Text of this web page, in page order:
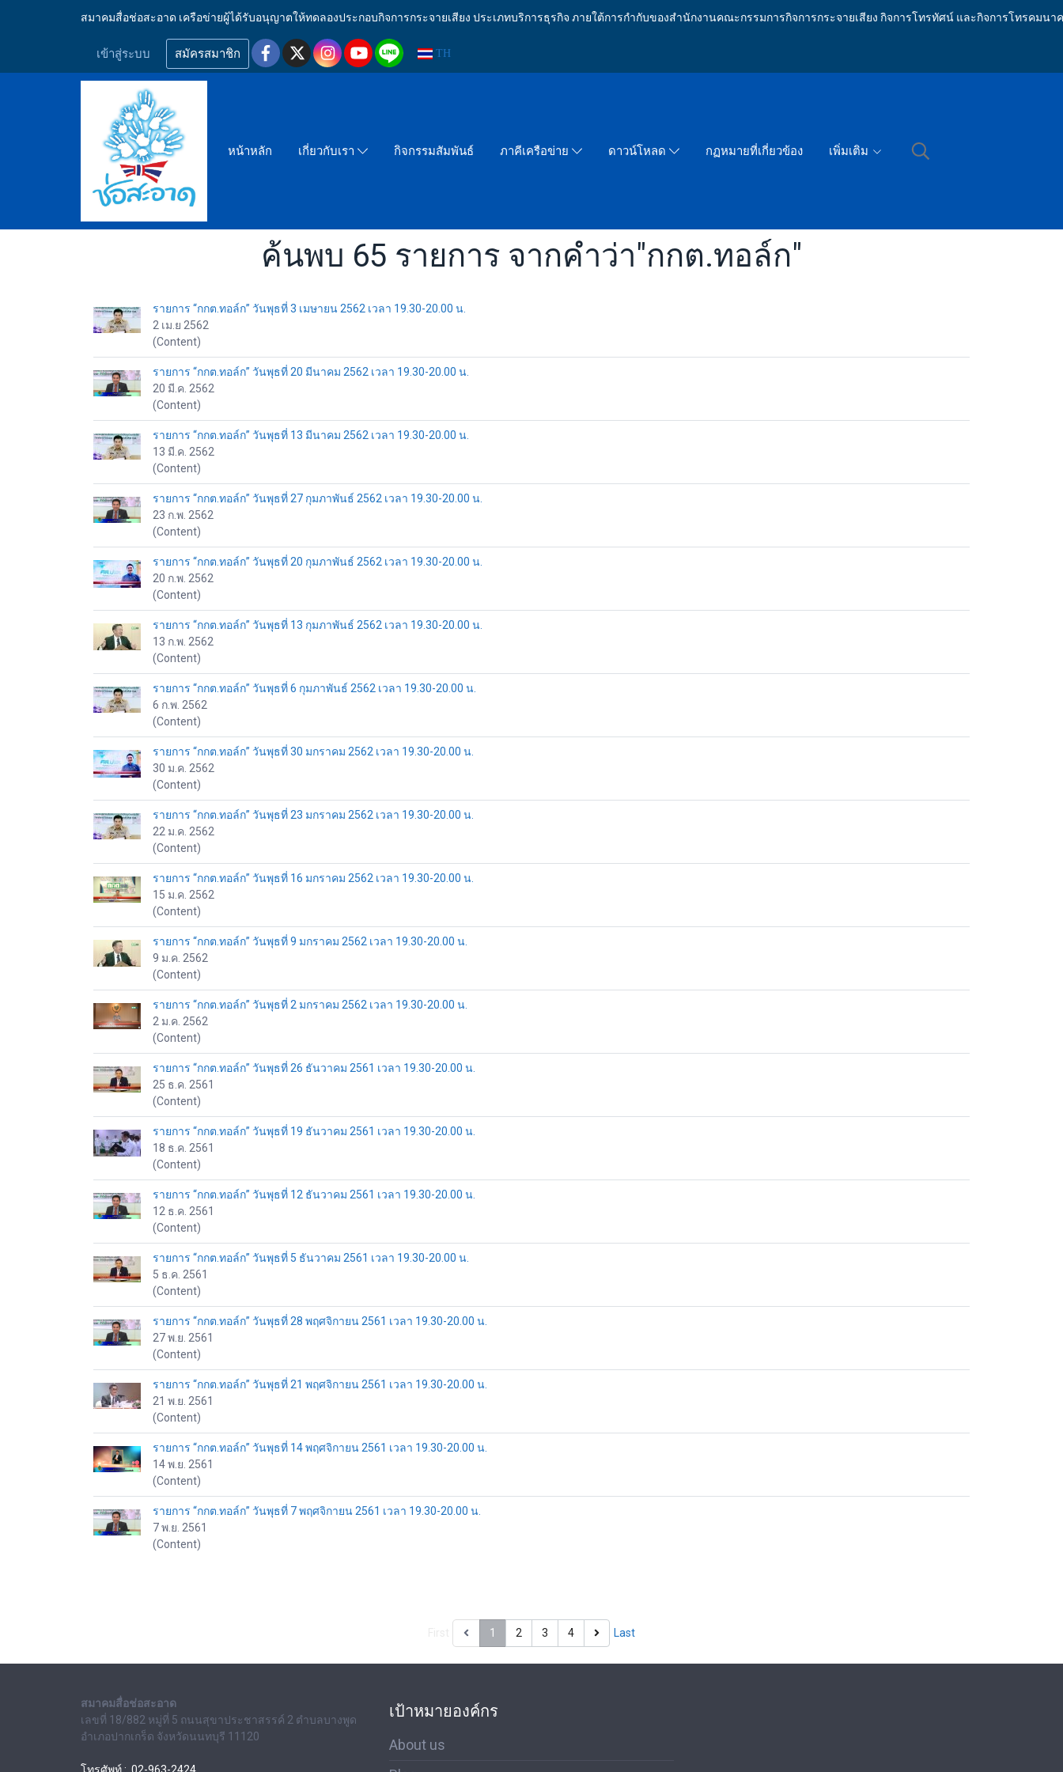
สมาคมสื่อช่อสะอาด เครือข่ายผู้ได้รับอนุญาตให้ทดลองประกอบกิจการกระจายเสียง ประเภทบริการธุรกิจ ภายใต้การกำกับของสำนักงานคณะกรรมการกิจการกระจายเสียง กิจการโทรทัศน์ และกิจการโทรคมนา
เข้าสู่ระบบ สมัครสมาชิก TH
หน้าหลัก เกี่ยวกับเรา กิจกรรมสัมพันธ์ ภาคีเครือข่าย ดาวน์โหลด กฏหมายที่เกี่ยวข้อง เพิ่มเติม
ค้นพบ 65 รายการ จากคำว่า"กกต.ทอล์ก"
รายการ “กกต.ทอล์ก” วันพุธที่ 3 เมษายน 2562 เวลา 19.30-20.00 น.
2 เม.ย 2562
(Content)
รายการ “กกต.ทอล์ก” วันพุธที่ 20 มีนาคม 2562 เวลา 19.30-20.00 น.
20 มี.ค. 2562
(Content)
รายการ “กกต.ทอล์ก” วันพุธที่ 13 มีนาคม 2562 เวลา 19.30-20.00 น.
13 มี.ค. 2562
(Content)
รายการ “กกต.ทอล์ก” วันพุธที่ 27 กุมภาพันธ์ 2562 เวลา 19.30-20.00 น.
23 ก.พ. 2562
(Content)
รายการ “กกต.ทอล์ก” วันพุธที่ 20 กุมภาพันธ์ 2562 เวลา 19.30-20.00 น.
20 ก.พ. 2562
(Content)
รายการ “กกต.ทอล์ก” วันพุธที่ 13 กุมภาพันธ์ 2562 เวลา 19.30-20.00 น.
13 ก.พ. 2562
(Content)
รายการ “กกต.ทอล์ก” วันพุธที่ 6 กุมภาพันธ์ 2562 เวลา 19.30-20.00 น.
6 ก.พ. 2562
(Content)
รายการ “กกต.ทอล์ก” วันพุธที่ 30 มกราคม 2562 เวลา 19.30-20.00 น.
30 ม.ค. 2562
(Content)
รายการ “กกต.ทอล์ก” วันพุธที่ 23 มกราคม 2562 เวลา 19.30-20.00 น.
22 ม.ค. 2562
(Content)
รายการ “กกต.ทอล์ก” วันพุธที่ 16 มกราคม 2562 เวลา 19.30-20.00 น.
15 ม.ค. 2562
(Content)
รายการ “กกต.ทอล์ก” วันพุธที่ 9 มกราคม 2562 เวลา 19.30-20.00 น.
9 ม.ค. 2562
(Content)
รายการ “กกต.ทอล์ก” วันพุธที่ 2 มกราคม 2562 เวลา 19.30-20.00 น.
2 ม.ค. 2562
(Content)
รายการ “กกต.ทอล์ก” วันพุธที่ 26 ธันวาคม 2561 เวลา 19.30-20.00 น.
25 ธ.ค. 2561
(Content)
รายการ “กกต.ทอล์ก” วันพุธที่ 19 ธันวาคม 2561 เวลา 19.30-20.00 น.
18 ธ.ค. 2561
(Content)
รายการ “กกต.ทอล์ก” วันพุธที่ 12 ธันวาคม 2561 เวลา 19.30-20.00 น.
12 ธ.ค. 2561
(Content)
รายการ “กกต.ทอล์ก” วันพุธที่ 5 ธันวาคม 2561 เวลา 19.30-20.00 น.
5 ธ.ค. 2561
(Content)
รายการ “กกต.ทอล์ก” วันพุธที่ 28 พฤศจิกายน 2561 เวลา 19.30-20.00 น.
27 พ.ย. 2561
(Content)
รายการ “กกต.ทอล์ก” วันพุธที่ 21 พฤศจิกายน 2561 เวลา 19.30-20.00 น.
21 พ.ย. 2561
(Content)
รายการ “กกต.ทอล์ก” วันพุธที่ 14 พฤศจิกายน 2561 เวลา 19.30-20.00 น.
14 พ.ย. 2561
(Content)
รายการ “กกต.ทอล์ก” วันพุธที่ 7 พฤศจิกายน 2561 เวลา 19.30-20.00 น.
7 พ.ย. 2561
(Content)
1 2 3 4 Last
สมาคมสื่อช่อสะอาด
เลขที่ 18/882 หมู่ที่ 5 ถนนสุขาประชาสรรค์ 2 ตำบลบางพูด
อำเภอปากเกร็ด จังหวัดนนทบุรี 11120
เป้าหมายองค์กร
About us